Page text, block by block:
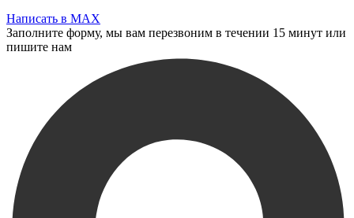
Написать в MAX
Заполните форму, мы вам перезвоним в течении 15 минут или
пишите нам